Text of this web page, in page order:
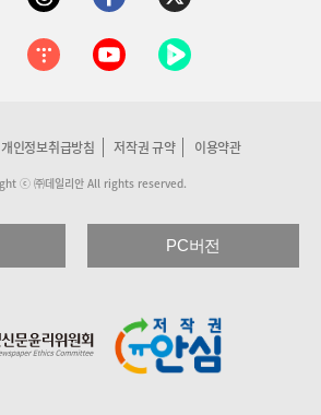
개인정보취급방침 저작권 규약 이용약관
ⓒ ㈜데일리안 All rights reserved.
PC버전